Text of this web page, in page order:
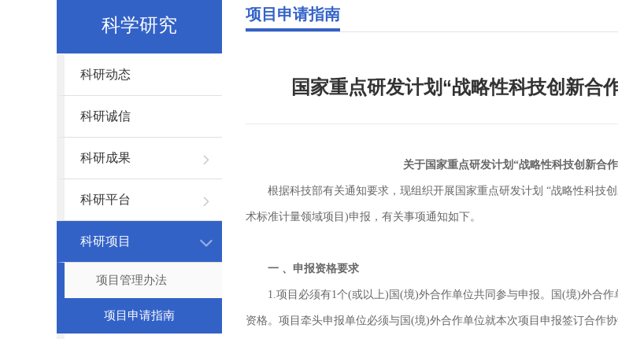
科学研究
科研动态
科研诚信
科研成果
科研平台
科研项目
项目管理办法
项目申请指南
项目申请指南
国家重点研发计划“战略性科技创新合
关于国家重点研发计划“战略性科技创新合
根据科技部有关通知要求，现组织开展国家重点研发计划 “战略性科技
术标准计量领域项目)申报，有关事项通知如下。
一 、申报资格要求
1.项目必须有1个(或以上)国(境)外合作单位共同参与申报。国(境)外合
资格。项目牵头申报单位必须与国(境)外合作单位就本次项目申报签订合作协